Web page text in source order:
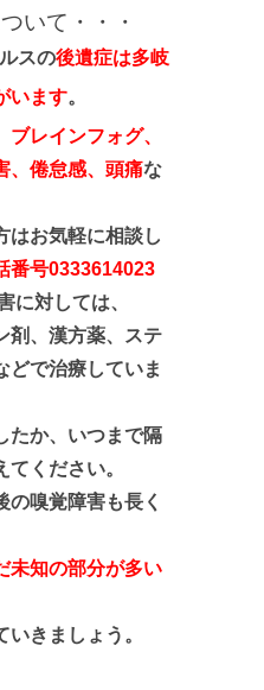
いて・・・
スの後遺症は多岐
います。
レインフォグ、
、倦怠感、頭痛な
お気軽に相談し
番号0333614023
対しては、
剤、漢方薬、ステ
どで治療していま
か、いつまで隔
ください。
嗅覚障害も長く
未知の部分が多い
きましょう。